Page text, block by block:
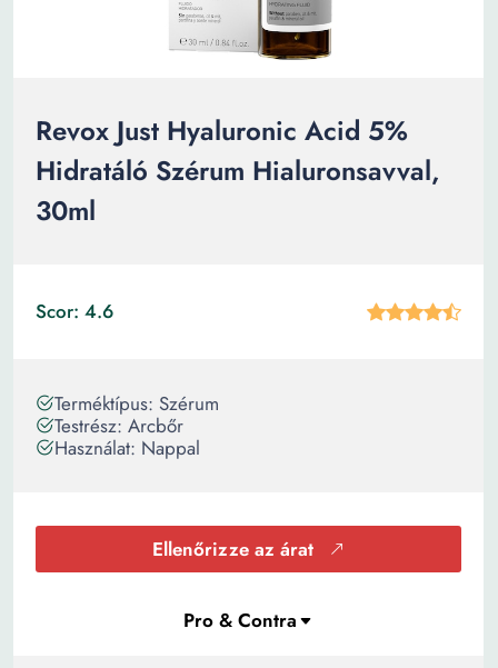
Revox Just Hyaluronic Acid 5%
Hidratáló Szérum Hialuronsavval,
30ml
Scor: 4.6
Terméktípus: Szérum
Testrész: Arcbőr
Használat: Nappal
Ellenőrizze az árat